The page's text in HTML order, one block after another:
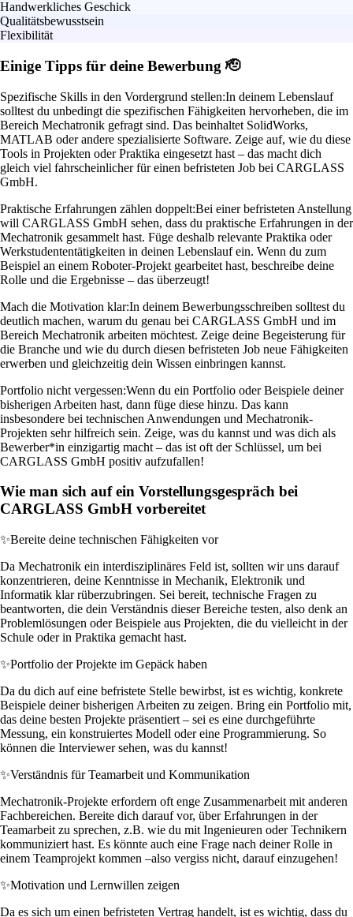
Handwerkliches Geschick
Qualitätsbewusstsein
Flexibilität
Einige Tipps für deine Bewerbung 🫡
Spezifische Skills in den Vordergrund stellen:In deinem Lebenslauf
solltest du unbedingt die spezifischen Fähigkeiten hervorheben, die im
Bereich Mechatronik gefragt sind. Das beinhaltet SolidWorks,
MATLAB oder andere spezialisierte Software. Zeige auf, wie du diese
Tools in Projekten oder Praktika eingesetzt hast – das macht dich
gleich viel fahrscheinlicher für einen befristeten Job bei CARGLASS
GmbH.
Praktische Erfahrungen zählen doppelt:Bei einer befristeten Anstellung
will CARGLASS GmbH sehen, dass du praktische Erfahrungen in der
Mechatronik gesammelt hast. Füge deshalb relevante Praktika oder
Werkstudententätigkeiten in deinen Lebenslauf ein. Wenn du zum
Beispiel an einem Roboter-Projekt gearbeitet hast, beschreibe deine
Rolle und die Ergebnisse – das überzeugt!
Mach die Motivation klar:In deinem Bewerbungsschreiben solltest du
deutlich machen, warum du genau bei CARGLASS GmbH und im
Bereich Mechatronik arbeiten möchtest. Zeige deine Begeisterung für
die Branche und wie du durch diesen befristeten Job neue Fähigkeiten
erwerben und gleichzeitig dein Wissen einbringen kannst.
Portfolio nicht vergessen:Wenn du ein Portfolio oder Beispiele deiner
bisherigen Arbeiten hast, dann füge diese hinzu. Das kann
insbesondere bei technischen Anwendungen und Mechatronik-
Projekten sehr hilfreich sein. Zeige, was du kannst und was dich als
Bewerber*in einzigartig macht – das ist oft der Schlüssel, um bei
CARGLASS GmbH positiv aufzufallen!
Wie man sich auf ein Vorstellungsgespräch bei
CARGLASS GmbH vorbereitet
✨Bereite deine technischen Fähigkeiten vor
Da Mechatronik ein interdisziplinäres Feld ist, sollten wir uns darauf
konzentrieren, deine Kenntnisse in Mechanik, Elektronik und
Informatik klar rüberzubringen. Sei bereit, technische Fragen zu
beantworten, die dein Verständnis dieser Bereiche testen, also denk an
Problemlösungen oder Beispiele aus Projekten, die du vielleicht in der
Schule oder in Praktika gemacht hast.
✨Portfolio der Projekte im Gepäck haben
Da du dich auf eine befristete Stelle bewirbst, ist es wichtig, konkrete
Beispiele deiner bisherigen Arbeiten zu zeigen. Bring ein Portfolio mit,
das deine besten Projekte präsentiert – sei es eine durchgeführte
Messung, ein konstruiertes Modell oder eine Programmierung. So
können die Interviewer sehen, was du kannst!
✨Verständnis für Teamarbeit und Kommunikation
Mechatronik-Projekte erfordern oft enge Zusammenarbeit mit anderen
Fachbereichen. Bereite dich darauf vor, über Erfahrungen in der
Teamarbeit zu sprechen, z.B. wie du mit Ingenieuren oder Technikern
kommuniziert hast. Es könnte auch eine Frage nach deiner Rolle in
einem Teamprojekt kommen –also vergiss nicht, darauf einzugehen!
✨Motivation und Lernwillen zeigen
Da es sich um einen befristeten Vertrag handelt, ist es wichtig, dass du